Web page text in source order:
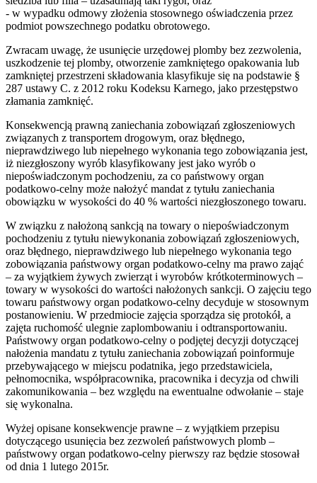
- w wypadku odmowy złożenia stosownego oświadczenia przez
podmiot powszechnego podatku obrotowego.
Zwracam uwagę, że usunięcie urzędowej plomby bez zezwolenia,
uszkodzenie tej plomby, otworzenie zamkniętego opakowania lub
zamkniętej przestrzeni składowania klasyfikuje się na podstawie §
287 ustawy C. z 2012 roku Kodeksu Karnego, jako przestępstwo
złamania zamknięć.
Konsekwencją prawną zaniechania zobowiązań zgłoszeniowych
związanych z transportem drogowym, oraz błędnego,
nieprawdziwego lub niepełnego wykonania tego zobowiązania jest,
iż niezgłoszony wyrób klasyfikowany jest jako wyrób o
niepoświadczonym pochodzeniu, za co państwowy organ
podatkowo-celny może nałożyć mandat z tytułu zaniechania
obowiązku w wysokości do 40 % wartości niezgłoszonego towaru.
W związku z nałożoną sankcją na towary o niepoświadczonym
pochodzeniu z tytułu niewykonania zobowiązań zgłoszeniowych,
oraz błędnego, nieprawdziwego lub niepełnego wykonania tego
zobowiązania państwowy organ podatkowo-celny ma prawo zająć
– za wyjątkiem żywych zwierząt i wyrobów krótkoterminowych –
towary w wysokości do wartości nałożonych sankcji. O zajęciu tego
towaru państwowy organ podatkowo-celny decyduje w stosownym
postanowieniu. W przedmiocie zajęcia sporządza się protokół, a
zajęta ruchomość ulegnie zaplombowaniu i odtransportowaniu.
Państwowy organ podatkowo-celny o podjętej decyzji dotyczącej
nałożenia mandatu z tytułu zaniechania zobowiązań poinformuje
przebywającego w miejscu podatnika, jego przedstawiciela,
pełnomocnika, współpracownika, pracownika i decyzja od chwili
zakomunikowania – bez względu na ewentualne odwołanie – staje
się wykonalna.
Wyżej opisane konsekwencje prawne – z wyjątkiem przepisu
dotyczącego usunięcia bez zezwoleń państwowych plomb –
państwowy organ podatkowo-celny pierwszy raz będzie stosował
od dnia 1 lutego 2015r.